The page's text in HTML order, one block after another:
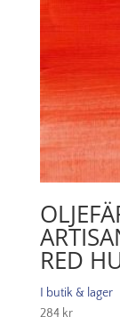
RED
I butik & lager
284 kr